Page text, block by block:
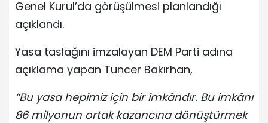
Genel Kurul’da görüşülmesi planlandığı
açıklandı.
Yasa taslağını imzalayan DEM Parti adına
açıklama yapan Tuncer Bakırhan,
“Bu yasa hepimiz için bir imkândır. Bu imkânı
86 milyonun ortak kazancına dönüştürmek